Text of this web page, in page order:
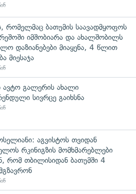
რომელმაც ბათუმის საავადმყოფოს
იმშობიარა და ახალშობილს
დაზიანებები მიაყენა, 4 წლით
მიესაჯა
ავტო გალერის ახალი
სივრცე გაიხსნა
აგვისტოს თვიდან
რკინიგზის მომხმარებლები
რომ თბილისიდან ბათუმში 4